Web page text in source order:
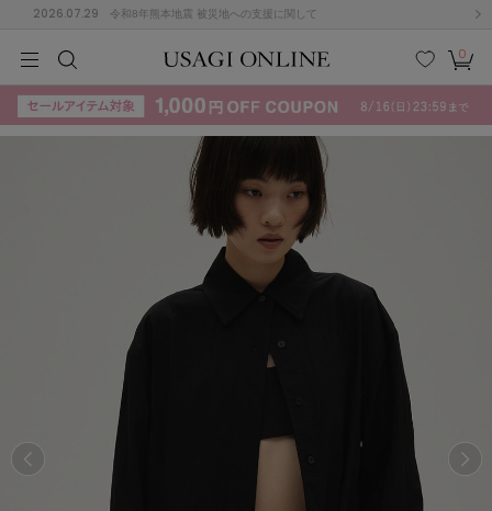
2026.07.29 令和8年熊本地震 被災地への支援に関して
検索
お気
に入
カー
ト
0
KIDSBABYBEAUTYLIFE STYLE
(715)
KIDSBABYBEAUTYLIFE STYLE
M
S
ACYM
アシーム